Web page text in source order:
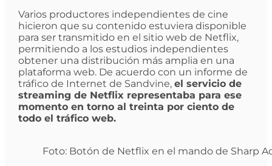
Varios productores independientes de cine
hicieron que su contenido estuviera disponible
para ser transmitido en el sitio web de Netflix,
permitiendo a los estudios independientes
obtener una distribución más amplia en una
plataforma web. De acuerdo con un informe de
tráfico de Internet de Sandvine, el servicio de
streaming de Netflix representaba para ese
momento en torno al treinta por ciento de
todo el tráfico web.
Foto: Botón de Netflix en el mando de Sharp